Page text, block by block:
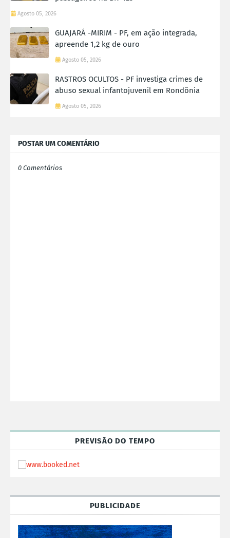
Agosto 05, 2026
GUAJARÁ -MIRIM - PF, em ação integrada,
apreende 1,2 kg de ouro
Agosto 05, 2026
RASTROS OCULTOS - PF investiga crimes de
abuso sexual infantojuvenil em Rondônia
Agosto 05, 2026
POSTAR UM COMENTÁRIO
0 Comentários
PREVISÃO DO TEMPO
PUBLICIDADE